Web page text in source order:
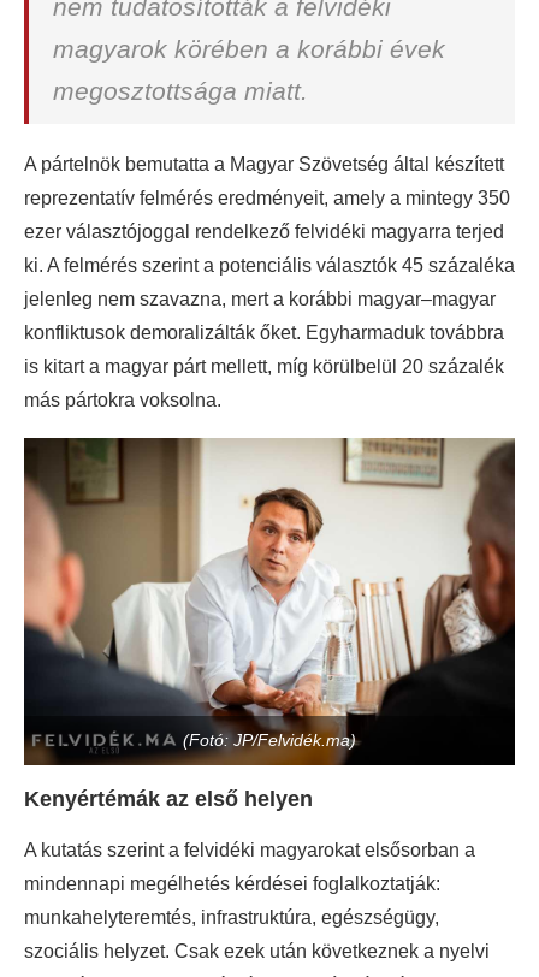
nem tudatosították a felvidéki
magyarok körében a korábbi évek
megosztottsága miatt.
A pártelnök bemutatta a Magyar Szövetség által készített
reprezentatív felmérés eredményeit, amely a mintegy 350
ezer választójoggal rendelkező felvidéki magyarra terjed
ki. A felmérés szerint a potenciális választók 45 százaléka
jelenleg nem szavazna, mert a korábbi magyar–magyar
konfliktusok demoralizálták őket. Egyharmaduk továbbra
is kitart a magyar párt mellett, míg körülbelül 20 százalék
más pártokra voksolna.
(Fotó: JP/Felvidék.ma)
Kenyértémák az első helyen
A kutatás szerint a felvidéki magyarokat elsősorban a
mindennapi megélhetés kérdései foglalkoztatják:
munkahelyteremtés, infrastruktúra, egészségügy,
szociális helyzet. Csak ezek után következnek a nyelvi